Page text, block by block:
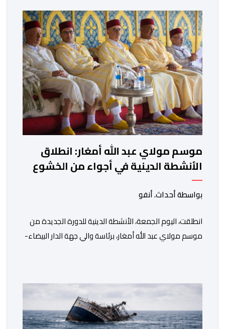
المحدد سلفا طبقا لمقتضیات المقرر الوزاري رقم 047.26
الصادر بتاریخ 3 یولیوز 2026 بشأن تنظیم السنة الدراسیة.
وأوضحت الوزارة، في بلاغ، أن أطر […]
موسم مولاي عبد الله أمغار: انطلاق
الأنشطة الدينية في أجواء من الخشوع
الروحي
بواسطة أحداث. أنفو
انطلقت، اليوم الجمعة، الأنشطة الدينية للدورة الجديدة من
موسم مولاي عبد الله أمغار، برئاسة والي جهة الدار البيضاء-
المحلي للجديدة، وذلك بحضور شخصيات مدنية وعسكرية
ودينية. وجرت مراسيم افتتاح فعاليات الموسم بالخيمة
الرسمية، حيث أُلقيت كلمات كل من رئيس المجلس […]